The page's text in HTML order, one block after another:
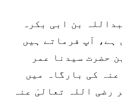
بن ابی بکرہ
ہے، آپ فرماتے ہیں
حضرت سیدنا عمر
کی بارگاہ میں
رضی اللہ تعالیٰ عنہ